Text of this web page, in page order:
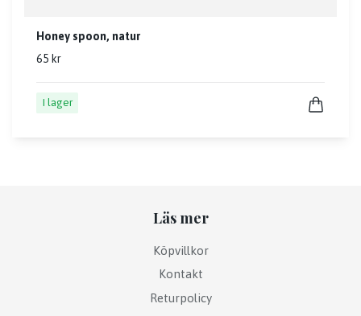
Honey spoon, natur
65 kr
I lager
Läs mer
Köpvillkor
Kontakt
Returpolicy